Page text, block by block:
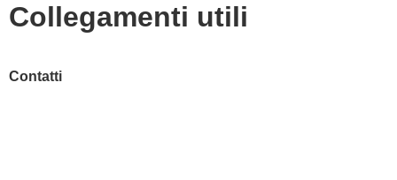
Collegamenti utili
Contatti